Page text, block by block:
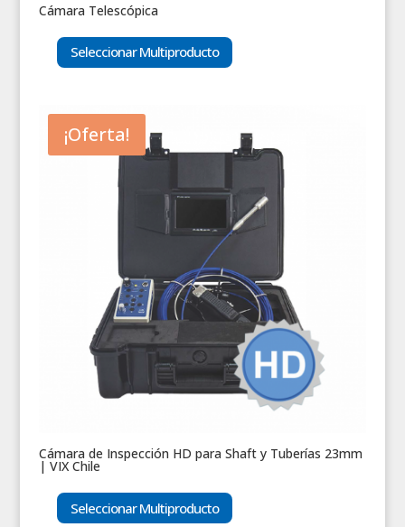
Cámara Telescópica
Seleccionar Multiproducto
¡Oferta!
Cámara de Inspección HD para Shaft y Tuberías 23mm
| VIX Chile
Seleccionar Multiproducto